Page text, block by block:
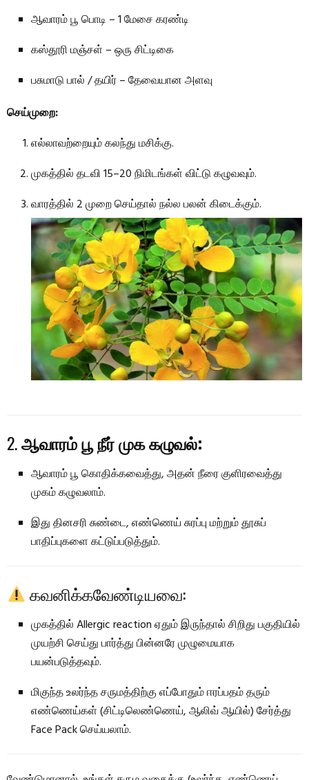
ஆவாரம் பூ பொடி – 1 மேசை கரண்டி
கஸ்தூரி மஞ்சள் – ஒரு சிட்டிகை
பசுமாடு பால் / தயிர் – தேவையான அளவு
செய்முறை:
எல்லாவற்றையும் கலந்து மசிக்கு.
முகத்தில் தடவி 15–20 நிமிடங்கள் விட்டு கழுவவும்.
வாரத்தில் 2 முறை செய்தால் நல்ல பலன் கிடைக்கும்.
2.ஆவாரம் பூ நீர் முக கழுவல்:
ஆவாரம் பூ கொதிக்கவைத்து, அதன் நீரை குளிரவைத்து
முகம் கழுவலாம்.
இது தினசரி சுண்டை, எண்ணெய் சுரப்பு மற்றும் தூசுப்
பாதிப்புகளை கட்டுப்படுத்தும்.
கவனிக்கவேண்டியவை:
முகத்தில் Allergic reaction ஏதும் இருந்தால் சிறிது பகுதியில்
முயற்சி செய்து பார்த்து பின்னரே முழுமையாக
பயன்படுத்தவும்.
மிகுந்த உலர்ந்த சருமத்திற்கு எப்போதும் ஈரப்பதம் தரும்
எண்ணெய்கள் (சிட்டிலெண்ணெய், ஆலிவ் ஆயில்) சேர்த்து
Face Pack செய்யலாம்.